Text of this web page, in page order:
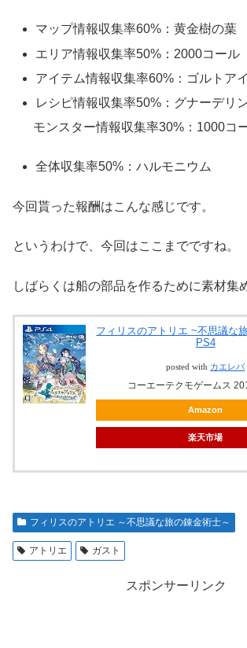
マップ情報収集率60%：黄金樹の葉
エリア情報収集率50%：2000コール
アイテム情報収集率60%：ゴルトア
レシピ情報収集率50%：グナーデリ
モンスター情報収集率30%：1000コ
全体収集率50%：ハルモニウム
今回貰った報酬はこんな感じです。
というわけで、今回はここまでですね。
しばらくは船の部品を作るために素材集
フィリスのアトリエ ~不思議な
PS4
posted with カエレバ
コーエーテクモゲームス
Amazon
楽天市場
フィリスのアトリエ ～不思議な旅の錬金術士～
アトリエ ガスト
スポンサーリンク